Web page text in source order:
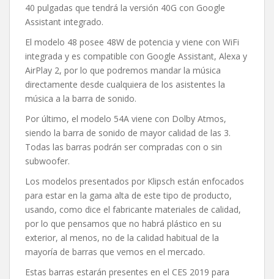
40 pulgadas que tendrá la versión 40G con Google
Assistant integrado.
El modelo 48 posee 48W de potencia y viene con WiFi
integrada y es compatible con Google Assistant, Alexa y
AirPlay 2, por lo que podremos mandar la música
directamente desde cualquiera de los asistentes la
música a la barra de sonido.
Por último, el modelo 54A viene con Dolby Atmos,
siendo la barra de sonido de mayor calidad de las 3.
Todas las barras podrán ser compradas con o sin
subwoofer.
Los modelos presentados por Klipsch están enfocados
para estar en la gama alta de este tipo de producto,
usando, como dice el fabricante materiales de calidad,
por lo que pensamos que no habrá plástico en su
exterior, al menos, no de la calidad habitual de la
mayoría de barras que vemos en el mercado.
Estas barras estarán presentes en el CES 2019 para